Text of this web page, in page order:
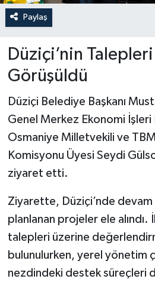
Paylaş
Düziçi’nin
Görüşüldü
Düziçi Belediye Başkanı
Genel Merkez Ekonomi İşleri
Osmaniye Milletvekili ve
Komisyonu Üyesi Seydi
ziyaret etti.
Ziyarette, Düziçi’nde devam
planlanan projeler ele alındı.
talepleri üzerine
bulunulurken, yerel yönetim
nezdindeki destek süreçleri